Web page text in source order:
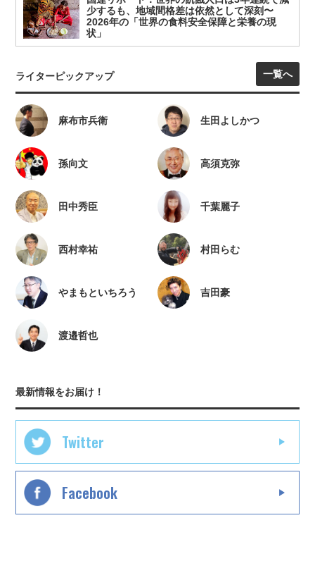
少するも、地域間格差は依然として深刻〜
2026年の「世界の食料安全保障と栄養の現
状」
ライターピックアップ 一覧へ
麻布市兵衛 生田よしかつ
孫向文 高須克弥
田中秀臣 千葉麗子
西村幸祐 村田らむ
やまもといちろう 吉田豪
渡邉哲也
最新情報をお届け！
Twitter
Facebook